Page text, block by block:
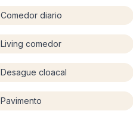
Comedor diario
Living comedor
Desague cloacal
Pavimento